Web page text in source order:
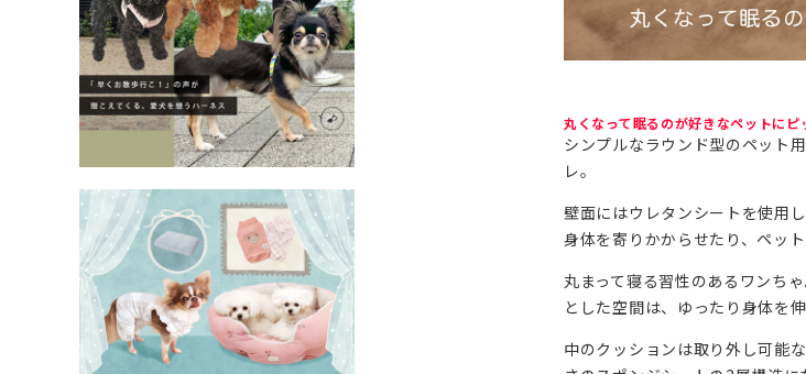
丸くなって眠るのが好きなペットに
シンプルなラウンド型のペット
レ。
壁面にはウレタンシートを使用
身体を寄りかからせたり、ペッ
丸まって寝る習性のあるワンち
とした空間は、ゆったり身体を
中のクッションは取り外し可能